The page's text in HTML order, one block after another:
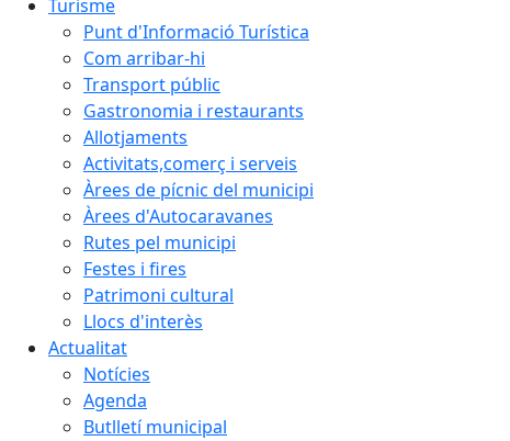
Turisme
Punt d'Informació Turística
Com arribar-hi
Transport públic
Gastronomia i restaurants
Allotjaments
Activitats,comerç i serveis
Àrees de pícnic del municipi
Àrees d'Autocaravanes
Rutes pel municipi
Festes i fires
Patrimoni cultural
Llocs d'interès
Actualitat
Notícies
Agenda
Butlletí municipal